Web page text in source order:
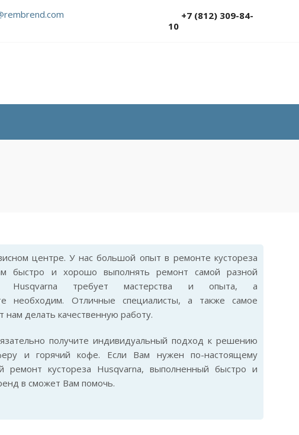
+7 (812) 309-84-
10
центре. У нас большой опыт в ремонте кустореза
быстро и хорошо выполнять ремонт самой разной
Husqvarna требует мастерства и опыта, а
необходим. Отличные специалисты, а также самое
делать качественную работу.
получите индивидуальный подход к решению
и горячий кофе. Если Вам нужен по-настоящему
ремонт кустореза Husqvarna, выполненный быстро и
в сможет Вам помочь.